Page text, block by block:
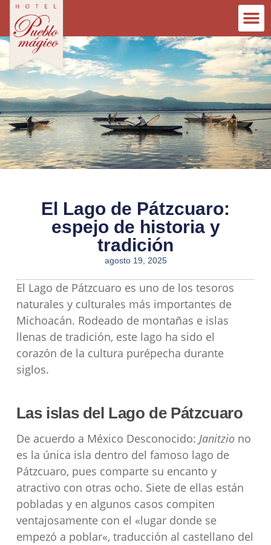
El Lago de Pátzcuaro:
espejo de historia y
tradición
agosto 19, 2025
El Lago de Pátzcuaro es uno de los tesoros
naturales y culturales más importantes de
Michoacán. Rodeado de montañas e islas
llenas de tradición, este lago ha sido el
corazón de la cultura purépecha durante
siglos.
Las islas del Lago de Pátzcuaro
De acuerdo a México Desconocido: Janitzio no
es la única isla dentro del famoso lago de
Pátzcuaro, pues comparte su encanto y
atractivo con otras ocho. Siete de ellas están
pobladas y en algunos casos compiten
ventajosamente con el «lugar donde se
empezó a poblar«, traducción al castellano del